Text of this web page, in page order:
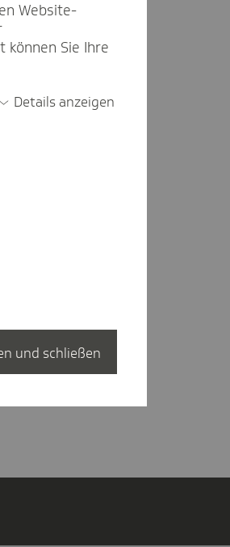
Website-
können Sie Ihre
Details anzeigen
und schließen